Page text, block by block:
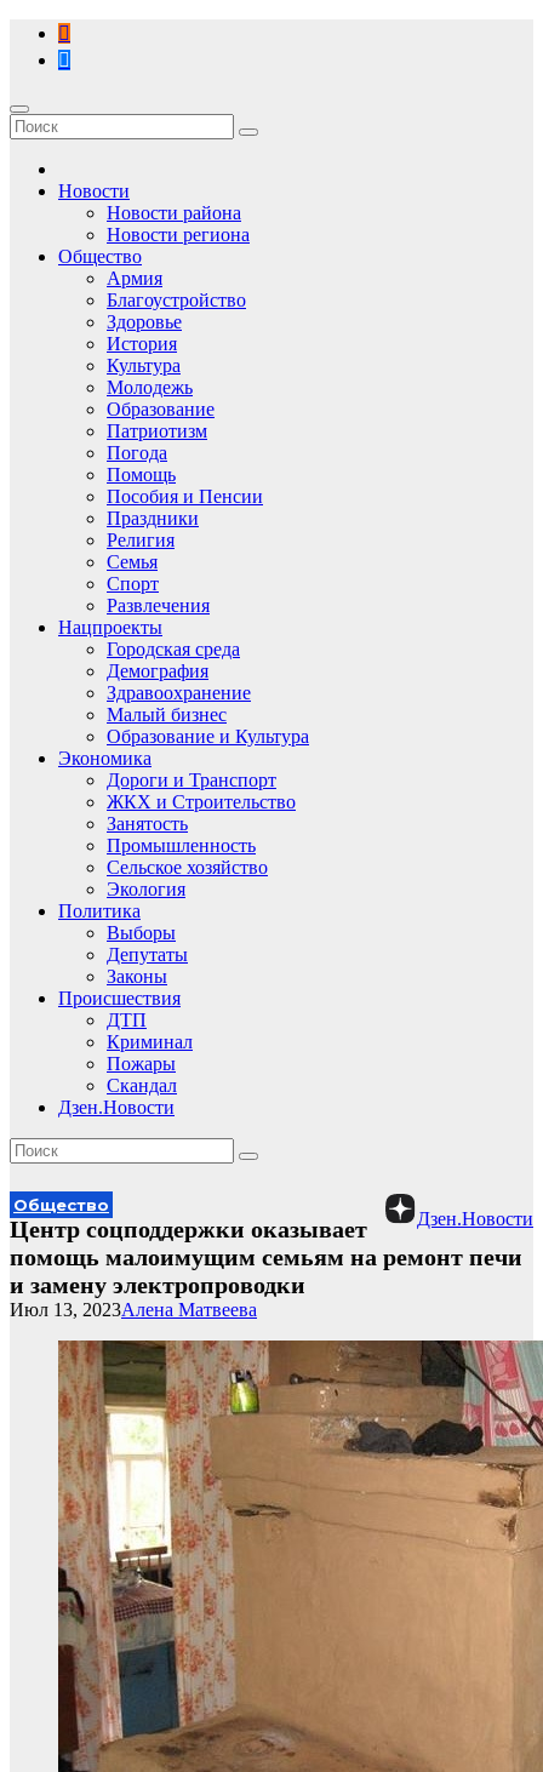
Перейти
содержимому
Новости
Новости района
Новости региона
Общество
Армия
Благоустройство
Здоровье
История
Культура
Молодежь
Образование
Патриотизм
Погода
Помощь
Пособия и Пенсии
Праздники
Религия
Семья
Спорт
Развлечения
Нацпроекты
Городская среда
Демография
Здравоохранение
Малый бизнес
Образование и Культура
Экономика
Дороги и Транспорт
ЖКХ и Строительство
Занятость
Промышленность
Сельское хозяйство
Экология
Политика
Выборы
Депутаты
Законы
Происшествия
ДТП
Криминал
Пожары
Скандал
Дзен.Новости
Дзен.Новости
Общество
Центр соцподдержки оказывает
помощь малоимущим семьям на ремонт печи
и замену электропроводки
Алена Матвеева
Июл 13, 2023